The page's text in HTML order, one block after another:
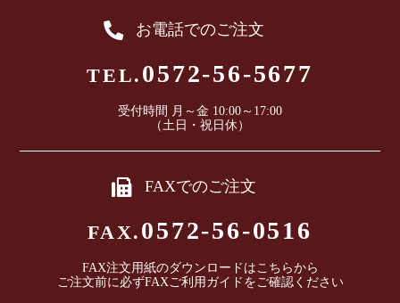
お電話でのご注文
TEL. 0572-56-5677
受付時間 月～金 10:00～17:00
（土日・祝日休）
FAXでのご注文
FAX. 0572-56-0516
FAX注文用紙のダウンロードはこちらから
ご注文前に必ずFAXご利用ガイドをご確認ください